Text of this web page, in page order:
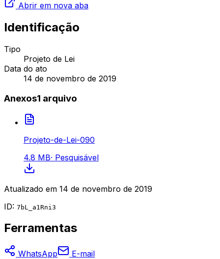
Abrir em nova aba
Identificação
Tipo
Projeto de Lei
Data do ato
14 de novembro de 2019
Anexos1 arquivo
Projeto-de-Lei-090
4.8 MB· Pesquisável
Atualizado em 14 de novembro de 2019
ID: 7bL_a1Rni3
Ferramentas
WhatsApp E-mail